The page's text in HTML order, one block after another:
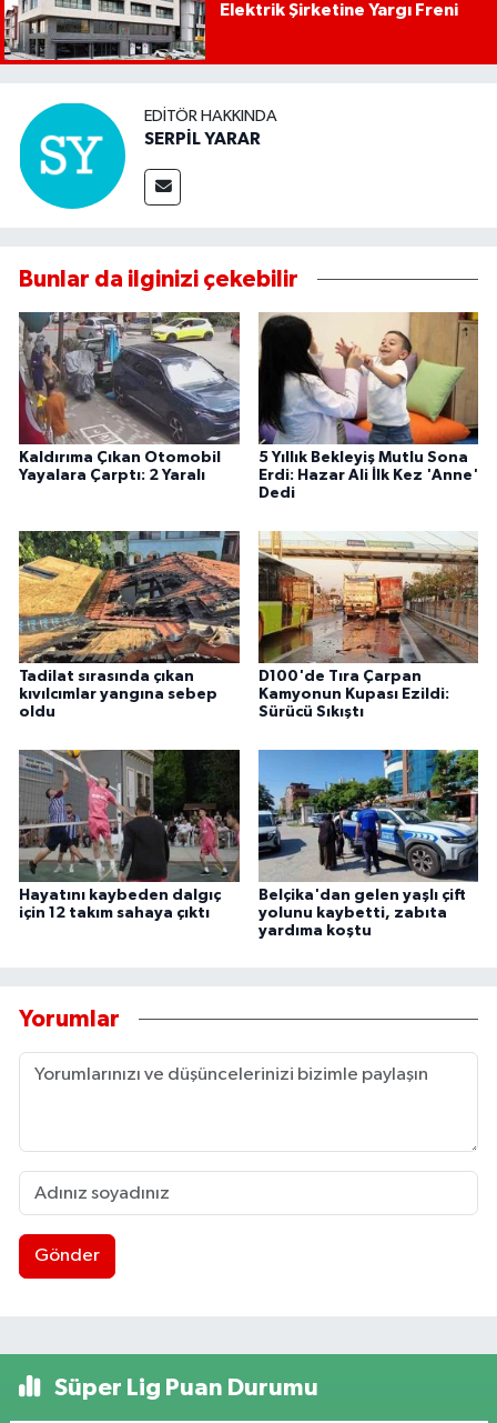
Elektrik Şirketine Yargı Freni
EDITÖR HAKKINDA
SERPİL YARAR
Bunlar da ilginizi çekebilir
Kaldırıma Çıkan Otomobil
Yayalara Çarptı: 2 Yaralı
5 Yıllık Bekleyiş Mutlu Sona
Erdi: Hazar Ali İlk Kez 'Anne'
Dedi
Tadilat sırasında çıkan
kıvılcımlar yangına sebep
oldu
D100'de Tıra Çarpan
Kamyonun Kupası Ezildi:
Sürücü Sıkıştı
Hayatını kaybeden dalgıç
için 12 takım sahaya çıktı
Belçika'dan gelen yaşlı çift
yolunu kaybetti, zabıta
yardıma koştu
Yorumlar
Gönder
Süper Lig Puan Durumu